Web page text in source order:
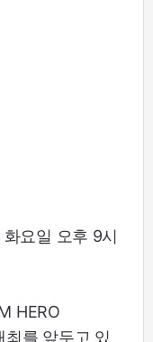
화요일 오후 9시
HERO
최를 앞두고 있